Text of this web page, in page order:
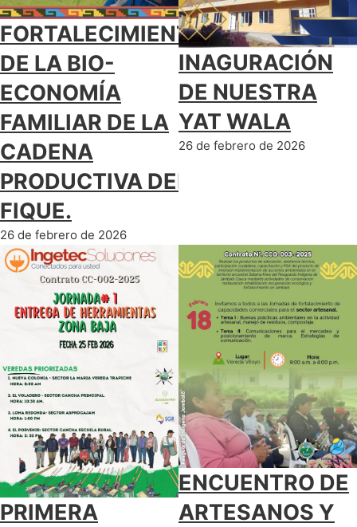
FORTALECIMIENTO
DE LA BIO-
ECONOMÍA
FAMILIAR DE LA
CADENA
PRODUCTIVA DEL
FIQUE.
26 de febrero de 2026
INAGURACIÓN
DE NUESTRA
YAT WALA
26 de febrero de 2026
PRIMERA
ENCUENTRO DE
ARTESANOS Y